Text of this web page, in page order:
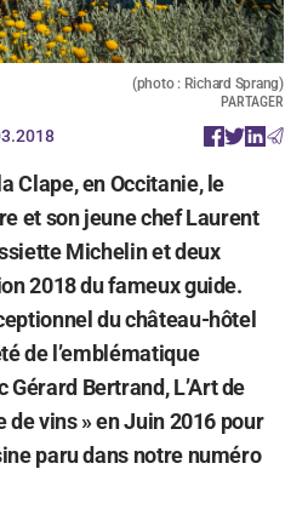
(photo : Richard Sprang)
PARTAGER
Clape, en Occitanie, le
et son jeune chef Laurent
Michelin et deux
2018 du fameux guide.
du château-hôtel
de l’emblématique
Bertrand, L’Art de
de vins » en Juin 2016 pour
paru dans notre numéro